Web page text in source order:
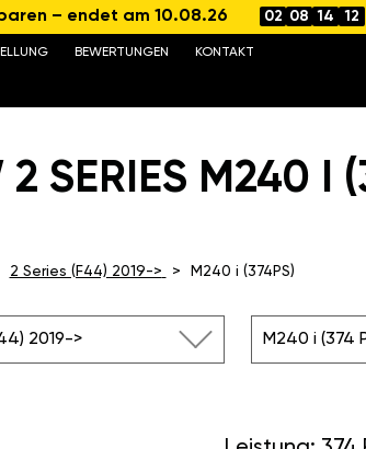
– endet am 10.08.26 02 08 14 11
BEWERTUNGEN
KONTAKT
SERIES M240 I
2 Series (F44) 2019-> M240 i (374PS)
2019-> M240 i (374